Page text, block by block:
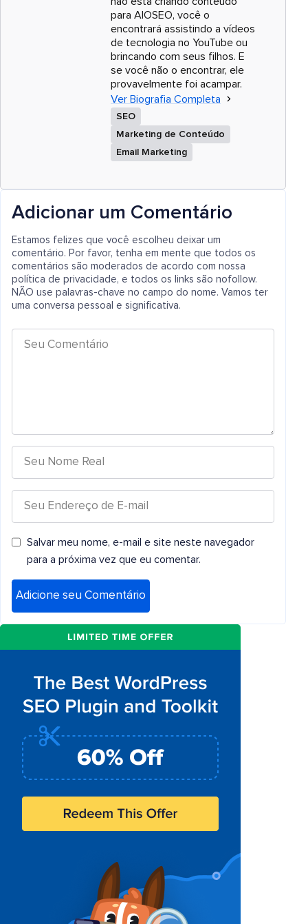
para AIOSEO, você o
encontrará assistindo a vídeos
de tecnologia no YouTube ou
brincando com seus filhos. E
se você não o encontrar, ele
provavelmente foi acampar.
Ver Biografia Completa
SEO
Marketing de Conteúdo
Email Marketing
Adicionar um Comentário
Estamos felizes que você escolheu deixar um
comentário. Por favor, tenha em mente que todos os
comentários são moderados de acordo com nossa
política de privacidade, e todos os links são nofollow.
NÃO use palavras-chave no campo do nome. Vamos ter
uma conversa pessoal e significativa.
Salvar meu nome, e-mail e site neste navegador
para a próxima vez que eu comentar.